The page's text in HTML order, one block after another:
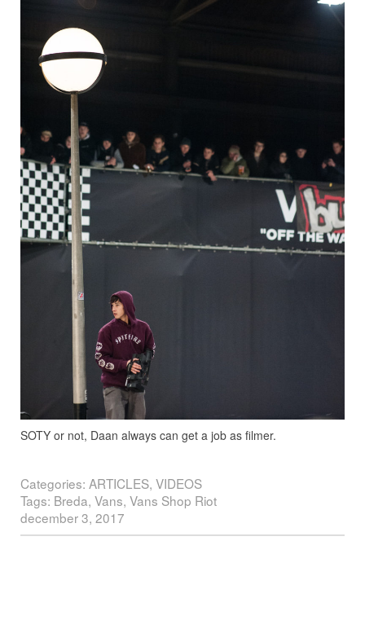
SOTY or not, Daan always can get a job as filmer.
Categories: ARTICLES, VIDEOS
Tags: Breda, Vans, Vans Shop Riot
december 3, 2017